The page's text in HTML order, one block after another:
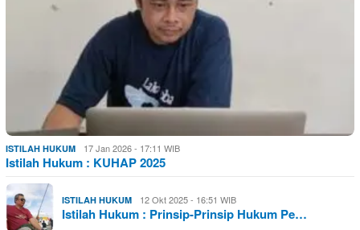
ISTILAH HUKUM 17 Jan 2026 - 17:11 WIB
Istilah Hukum : KUHAP 2025
ISTILAH HUKUM 12 Okt 2025 - 16:51 WIB
Istilah Hukum : Prinsip-Prinsip Hukum Pe…